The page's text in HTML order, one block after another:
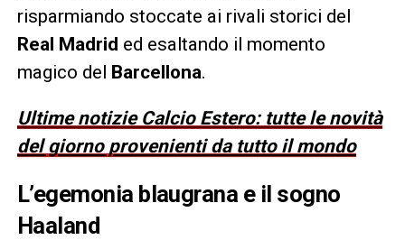
risparmiando stoccate ai rivali storici del
Real Madrid ed esaltando il momento
magico del Barcellona.
Ultime notizie Calcio Estero: tutte le novità
del giorno provenienti da tutto il mondo
L’egemonia blaugrana e il sogno
Haaland